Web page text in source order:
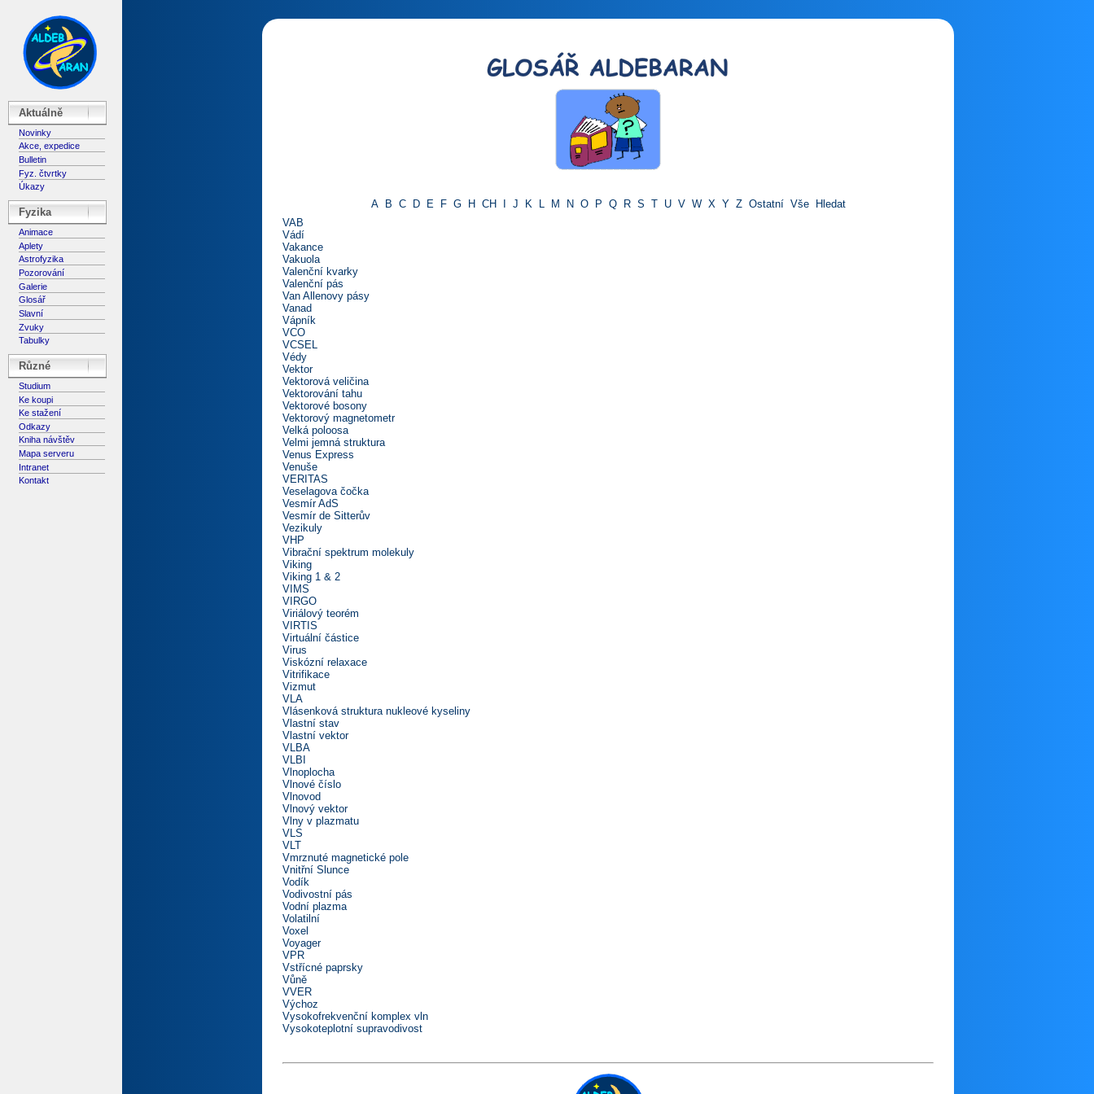
Aktuálně
Novinky
Akce, expedice
Bulletin
Fyz. čtvrtky
Úkazy
Fyzika
Animace
Aplety
Astrofyzika
Pozorování
Galerie
Glosář
Slavní
Zvuky
Tabulky
Různé
Studium
Ke koupi
Ke stažení
Odkazy
Kniha návštěv
Mapa serveru
Intranet
Kontakt
A B C D E F G H CH J K M N O P Q R S T U V W X Y Z Ostatní Vše
Hledat
VAB
Vádí
Vakance
Vakuola
Valenční kvarky
Valenční pás
Van Allenovy pásy
Vanad
Vápník
VCO
VCSEL
Védy
Vektor
Vektorová veličina
Vektorování tahu
Vektorové bosony
Vektorový magnetometr
Velká poloosa
Velmi jemná struktura
Venus Express
Venuše
VERITAS
Veselagova čočka
Vesmír AdS
Vesmír de Sitterův
Vezikuly
VHP
Vibrační spektrum molekuly
Viking
Viking 1 & 2
VIMS
VIRGO
Viriálový teorém
VIRTIS
Virtuální částice
Virus
Viskózní relaxace
Vitrifikace
Vizmut
VLA
Vlásenková struktura nukleové kyseliny
Vlastní stav
Vlastní vektor
VLBA
VLBI
Vlnoplocha
Vlnové číslo
Vlnovod
Vlnový vektor
Vlny v plazmatu
VLS
VLT
Vmrznuté magnetické pole
Vnitřní Slunce
Vodík
Vodivostní pás
Vodní plazma
Volatilní
Voxel
Voyager
VPR
Vstřícné paprsky
Vůně
VVER
Výchoz
Vysokofrekvenční komplex vln
Vysokoteplotní supravodivost